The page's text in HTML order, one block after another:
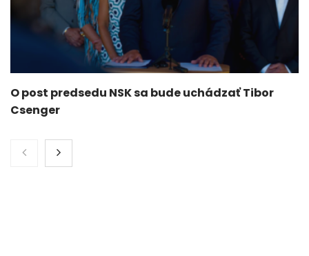
O post predsedu NSK sa bude uchádzať Tibor
Csenger